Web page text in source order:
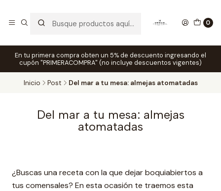
0
En tu primera compra obten un 5% de descuento ingresando el
cupón "PRIMERACOMPRA" (no incluye descuentos vigentes)
Inicio Post Del mar a tu mesa: almejas atomatadas
Del mar a tu mesa: almejas
atomatadas
¿Buscas una receta con la que dejar boquiabiertos a
tus comensales? En esta ocasión te traemos esta